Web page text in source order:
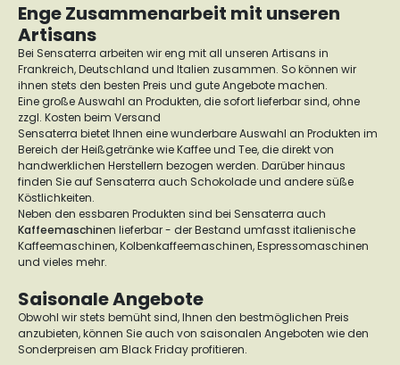
Enge Zusammenarbeit mit unseren
Artisans
Bei Sensaterra arbeiten wir eng mit all unseren Artisans in
Frankreich, Deutschland und Italien zusammen. So können wir
ihnen stets den besten Preis und gute Angebote machen.
Eine große Auswahl an Produkten, die sofort lieferbar sind, ohne
zzgl. Kosten beim Versand
Sensaterra bietet Ihnen eine wunderbare Auswahl an Produkten im
Bereich der Heißgetränke wie Kaffee und Tee, die direkt von
handwerklichen Herstellern bezogen werden. Darüber hinaus
finden Sie auf Sensaterra auch Schokolade und andere süße
Köstlichkeiten.
Neben den essbaren Produkten sind bei Sensaterra auch
Kaffeemaschinen lieferbar - der Bestand umfasst italienische
Kaffeemaschinen, Kolbenkaffeemaschinen, Espressomaschinen
und vieles mehr.
Saisonale Angebote
Obwohl wir stets bemüht sind, Ihnen den bestmöglichen Preis
anzubieten, können Sie auch von saisonalen Angeboten wie den
Sonderpreisen am Black Friday profitieren.